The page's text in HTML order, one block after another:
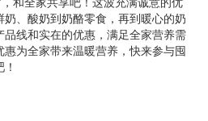
、酸奶到奶酪零食，再到暖心的奶
线和实在的优惠，满足全家营养需
为全家带来温暖营养，快来参与囤